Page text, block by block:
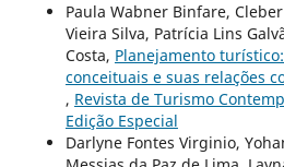
Paula Wabner Binfare,
Vieira Silva, Patrícia Lins
Costa, Planejamento
conceituais e suas relações
, Revista de Turismo
Edição Especial
Darlyne Fontes Virginio,